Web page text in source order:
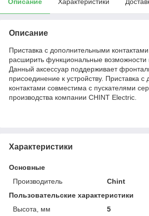
Описание
Приставка с дополнительными
расширить функциональные возможности
Данный аксессуар поддерживает
присоединение к устройству. Приставка
контактами совместима с пускателями
производства компании CHINT Electric.
Характеристики
Основные
Производитель
Chint
Пользовательские характеристики
Высота, мм
5